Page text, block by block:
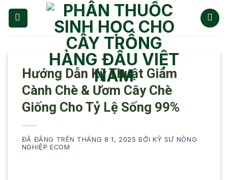
Chuyển
đến
Hướng Dẫn Kỹ Thuật Giâm
Cành Chè & Ươm Cây Chè
Giống Cho Tỷ Lệ Sống 99%
ĐÃ ĐĂNG TRÊN THÁNG 8 1, 2025 BỞI KỸ SƯ NÔNG
NGHIỆP ECOM